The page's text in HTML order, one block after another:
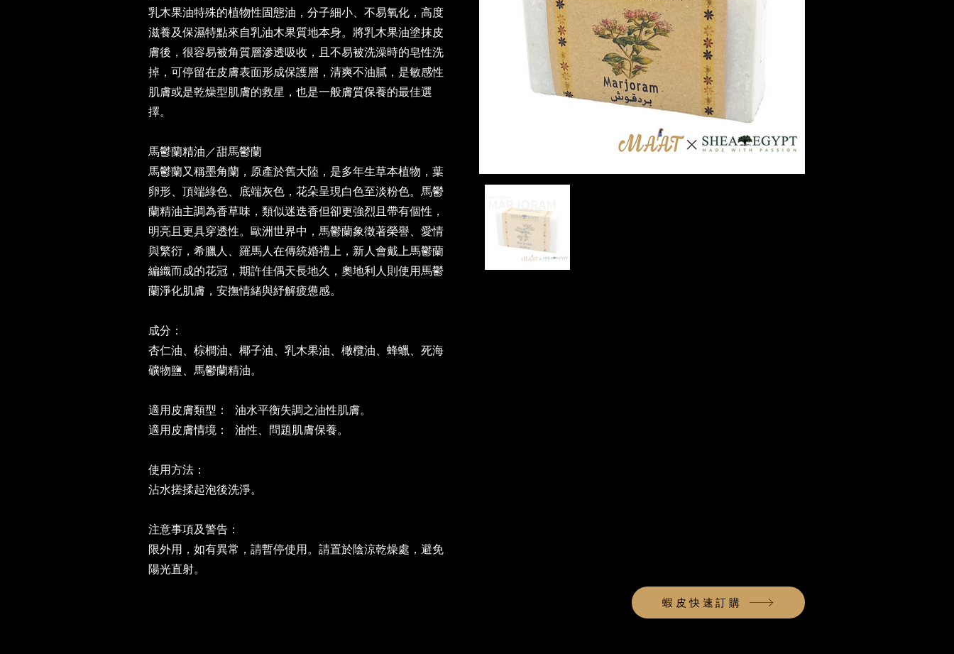
乳木果油特殊的植物性固態油，分子細小、不易氧化，高度
滋養及保濕特點來自乳油木果質地本身。將乳木果油塗抹皮
膚後，很容易被角質層滲透吸收，且不易被洗澡時的皂性洗
掉，可停留在皮膚表面形成保護層，清爽不油膩，是敏感性
肌膚或是乾燥型肌膚的救星，也是一般膚質保養的最佳選
擇。
馬鬱蘭精油／甜馬鬱蘭
馬鬱蘭又稱墨角蘭，原產於舊大陸，是多年生草本植物，葉
卵形、頂端綠色、底端灰色，花朵呈現白色至淡粉色。馬鬱
蘭精油主調為香草味，類似迷迭香但卻更強烈且帶有個性，
明亮且更具穿透性。歐洲世界中，馬鬱蘭象徵著榮譽、愛情
與繁衍，希臘人、羅馬人在傳統婚禮上，新人會戴上馬鬱蘭
編織而成的花冠，期許佳偶天長地久，奧地利人則使用馬鬱
蘭淨化肌膚，安撫情緒與紓解疲憊感。
成分：
杏仁油、棕櫚油、椰子油、乳木果油、橄欖油、蜂蠟、死海
礦物鹽、馬鬱蘭精油。
適用皮膚類型： 油水平衡失調之油性肌膚。
適用皮膚情境： 油性、問題肌膚保養。
使用方法：
沾水搓揉起泡後洗淨。
注意事項及警告：
限外用，如有異常，請暫停使用。請置於陰涼乾燥處，避免
陽光直射。
蝦皮快速訂購